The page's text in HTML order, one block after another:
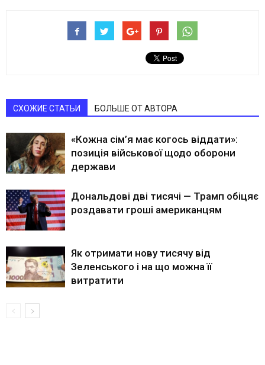
СХОЖИЕ СТАТЬИ БОЛЬШЕ ОТ АВТОРА
«Кожна сім’я має когось віддати»:
позиція військової щодо оборони
держави
Дональдові дві тисячі — Трамп обіцяє
роздавати гроші американцям
Як отримати нову тисячу від
Зеленського і на що можна її
витратити